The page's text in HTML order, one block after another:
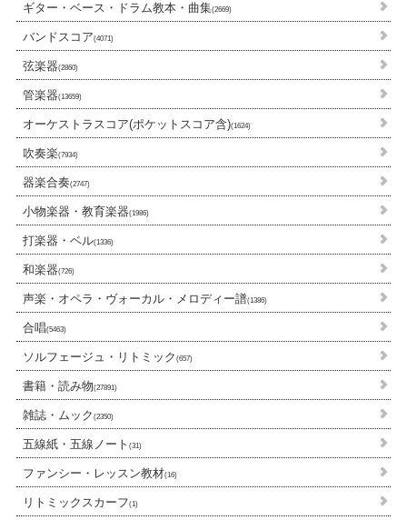
ギター・ベース・ドラム教本・曲集(2669)
バンドスコア(4071)
弦楽器(2860)
管楽器(13659)
オーケストラスコア(ポケットスコア含)(1624)
吹奏楽(7934)
器楽合奏(2747)
小物楽器・教育楽器(1986)
打楽器・ベル(1336)
和楽器(726)
声楽・オペラ・ヴォーカル・メロディー譜(1386)
合唱(5463)
ソルフェージュ・リトミック (657)
書籍・読み物(27891)
雑誌・ムック (2350)
五線紙・五線ノート (31)
ファンシー・レッスン教材(16)
リトミックスカーフ(1)